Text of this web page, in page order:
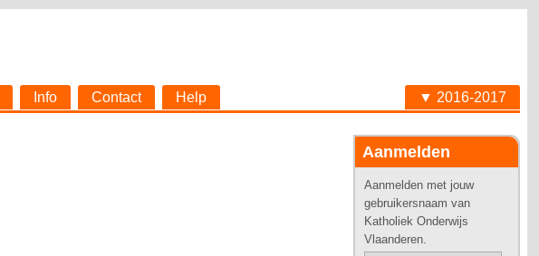
Info Contact Help ▼ 2016-2017
Aanmelden
Aanmelden met jouw
gebruikersnaam van
Katholiek Onderwijs
Vlaanderen.